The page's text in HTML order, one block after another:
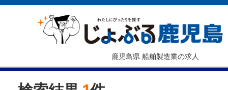
鹿児島県 船舶製造業の求人